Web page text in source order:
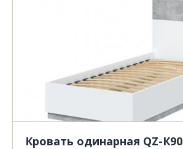
Кровать одинарная QZ-К90